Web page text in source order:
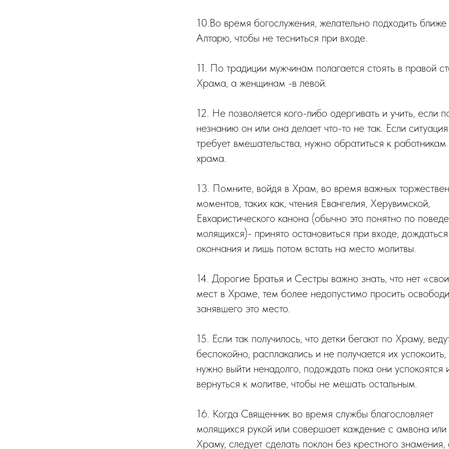
10.Во время богослужения, желательно подходить ближе
Алтарю, чтобы не тесниться при входе.
11. По традиции мужчинам полагается стоять в правой
Храма, а женщинам -в левой.
12. Не позволяется кого-либо одергивать и учить, если
незнанию он или она делает что-то не так. Если ситуация
требует вмешательства, нужно обратиться к работникам
храма.
13. Помните, войдя в Храм, во время важных
моментов, таких как, чтения Евангелия, Херувимской,
Евхаристического канона (обычно это понятно по
молящихся)- принято остановиться при входе, дождаться
окончания и лишь потом встать на место молитвы.
14. Дорогие Братья и Сестры важно знать, что нет
мест в Храме, тем более недопустимо просить
занявшего это место.
15. Если так получилось, что детки бегают по Храму,
беспокойно, расплакались и не получается их успокоить,
нужно выйти ненадолго, подождать пока они успокоятся
вернуться к молитве, чтобы не мешать остальным.
16. Когда Священник во время службы благословляет
молящихся рукой или совершает каждение с амвона
Храму, следует сделать поклон без крестного знамения,